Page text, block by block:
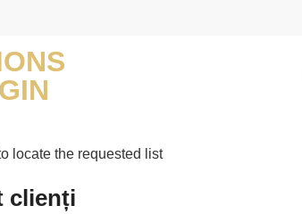
locate the requested list
clienți